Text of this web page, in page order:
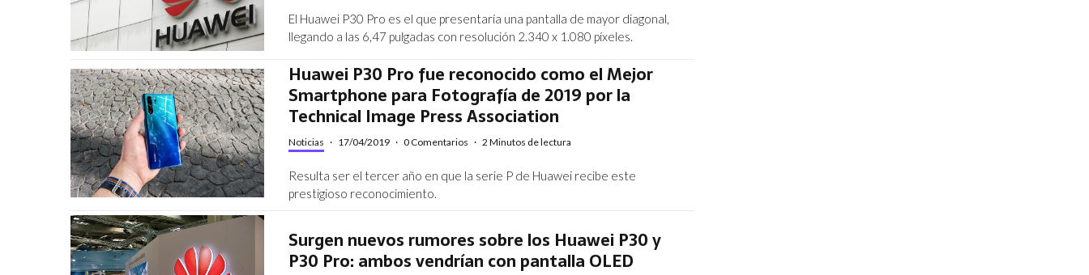
El Huawei P30 Pro es el que presentaría una pantalla de mayor diagonal,
llegando a las 6,47 pulgadas con resolución 2.340 x 1.080 píxeles.
Huawei P30 Pro fue reconocido como el Mejor
Smartphone para Fotografía de 2019 por la
Technical Image Press Association
Noticias · 17/04/2019 · 0 Comentarios · 2 Minutos de lectura
Resulta ser el tercer año en que la serie P de Huawei recibe este
prestigioso reconocimiento.
Surgen nuevos rumores sobre los Huawei P30 y
P30 Pro: ambos vendrían con pantalla OLED